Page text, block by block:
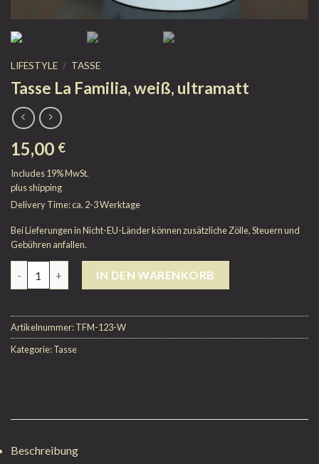
LIFESTYLE / TASSE
Tasse La Familia, weiß, ultramatt
15,00 €
Includes 19% MwSt.
plusshipping
Delivery Time: ca. 2-3 Werktage
Bei Lieferungen in Nicht-EU-Länder können zusätzliche Zölle, Steuern und
Gebühren anfallen.
IN DEN WARENKORB
Artikelnummer:TFM-123-W
Kategorie:Tasse
Beschreibung